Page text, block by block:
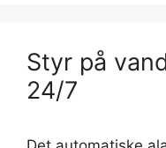
Styr på
24/7